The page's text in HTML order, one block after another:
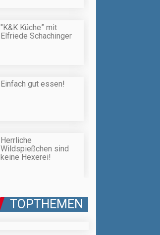
"K&K Küche” mit
Elfriede Schachinger
Einfach gut essen!
Herrliche
Wildspießchen sind
keine Hexerei!
TOPTHEMEN